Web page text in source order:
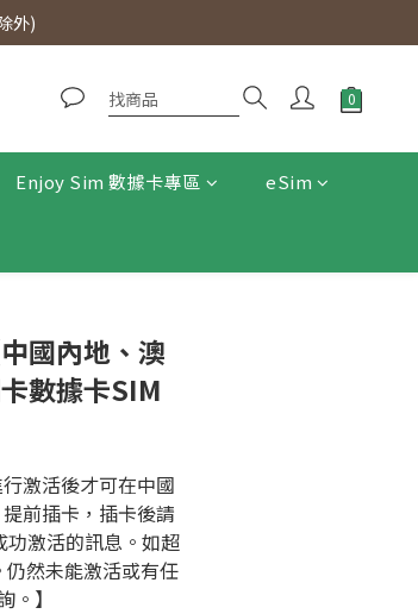
外)
Enjoy Sim 數據卡專區 eSim
國內地、澳
數據卡SIM
激活後才可在中國
前插卡，插卡後請
激活的訊息。如超
然未能激活或有任
】